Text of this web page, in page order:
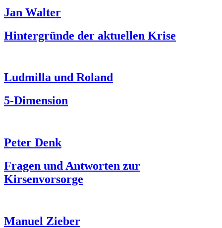
Jan Walter
Hintergründe der aktuellen Krise
Ludmilla und Roland
5-Dimension
Peter Denk
Fragen und Antworten zur
Kirsenvorsorge
Manuel Zieber